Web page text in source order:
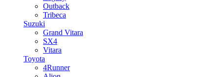
Outback
Tribeca
Suzuki
Grand Vitara
SX4
Vitara
Toyota
4Runner